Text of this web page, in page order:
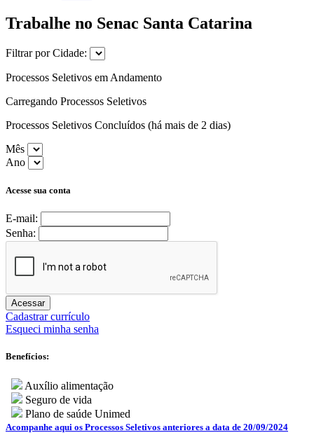
Trabalhe no Senac Santa Catarina
Filtrar por Cidade:
Processos Seletivos em Andamento
Carregando Processos Seletivos
Processos Seletivos Concluídos (há mais de 2 dias)
Mês
Ano
Acesse sua conta
E-mail:
Senha:
Acessar
Cadastrar currículo
Esqueci minha senha
Benefícios:
Auxílio alimentação
Seguro de vida
Plano de saúde Unimed
Acompanhe aqui os Processos Seletivos anteriores a data de 20/09/2024